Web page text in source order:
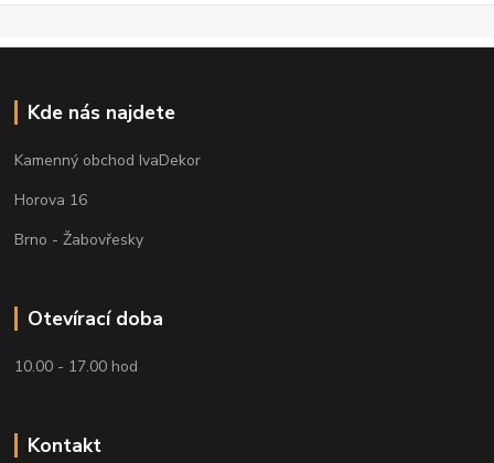
Kde nás najdete
Kamenný obchod IvaDekor
Horova 16
Brno - Žabovřesky
Otevírací doba
10.00 - 17.00 hod
Kontakt